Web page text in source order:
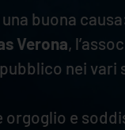
buona
Verona,
nei
orgoglio e